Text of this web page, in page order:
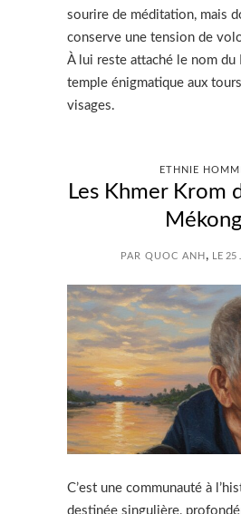
sourire de méditation, mais
conserve une tension de
À lui reste attaché le nom du
temple énigmatique aux
visages.
ETHNIE
Les Khmer Krom
Mékong
PAR QUOC ANH , LE
C’est une communauté à
destinée singulière,